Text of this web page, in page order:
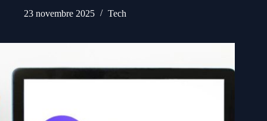
23 novembre 2025 Tech